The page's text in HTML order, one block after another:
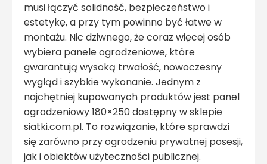
musi łączyć solidność, bezpieczeństwo i
estetykę, a przy tym powinno być łatwe w
montażu. Nic dziwnego, że coraz więcej osób
wybiera panele ogrodzeniowe, które
gwarantują wysoką trwałość, nowoczesny
wygląd i szybkie wykonanie. Jednym z
najchętniej kupowanych produktów jest panel
ogrodzeniowy 180×250 dostępny w sklepie
siatki.com.pl. To rozwiązanie, które sprawdzi
się zarówno przy ogrodzeniu prywatnej posesji,
jak i obiektów użyteczności publicznej.